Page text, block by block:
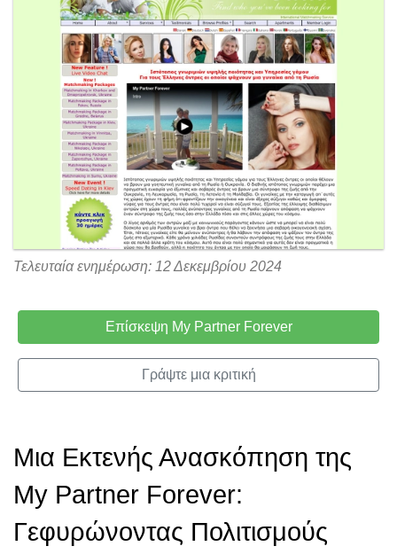
Τελευταία ενημέρωση: 12 Δεκεμβρίου 2024
Επίσκεψη My Partner Forever
Γράψτε μια κριτική
Μια Εκτενής Ανασκόπηση της
My Partner Forever:
Γεφυρώνοντας Πολιτισμούς